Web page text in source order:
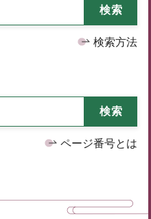
検索方法
ページ番号とは